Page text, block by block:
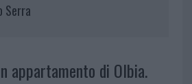
Serra
appartamento di Olbia.